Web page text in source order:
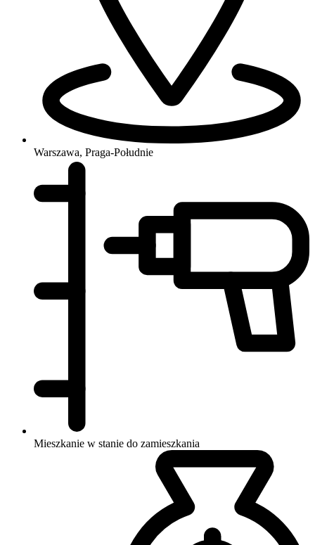
Warszawa, Praga-Południe
Mieszkanie w stanie do zamieszkania